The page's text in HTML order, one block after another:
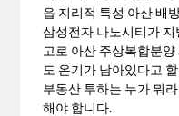
읍 지리적 특성 아산 배
삼성전자 나노시티가
고로 아산 주상복합분
도 온기가 남아있다고
부동산 투하는 누가 뭐
해야 합니다.